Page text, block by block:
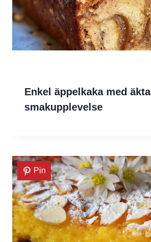
Enkel äppelkaka med äkta
smakupplevelse
Pin